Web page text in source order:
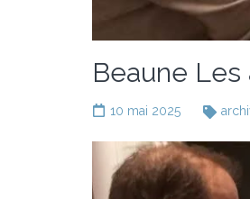
Beaune
10 mai 2025